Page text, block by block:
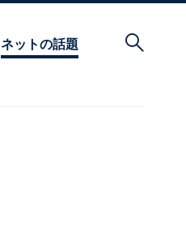
ネットの話題